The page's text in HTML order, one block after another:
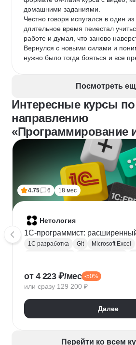
домашними заданиями.
Честно говоря испугался в один
длительное время пеиестал
работе и думал, что заново
Вернулся с новыми силами и
нужно было тогда бояться и все
Посмотреть
Интересные курсы по
направлению
«Программирование
4.75 6 18 мес
Нетология
1C-программист:
1С разработка Git
Microsoft Excel
Конфигурирование 1С
от 4 223 ₽/мес -50%
или сразу 129 200 ₽
Далее
Перейти ко всем